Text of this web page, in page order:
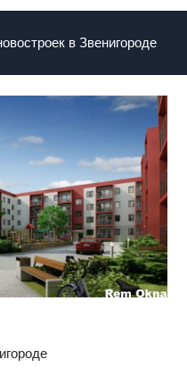
в Звенигороде